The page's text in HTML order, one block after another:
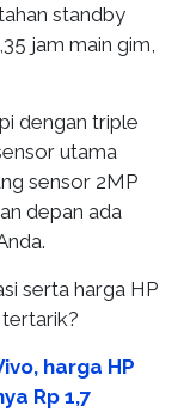
standby
jam main gim,
dengan triple
utama
sensor 2MP
depan ada
serta harga HP
tertarik?
harga HP
Rp 1,7